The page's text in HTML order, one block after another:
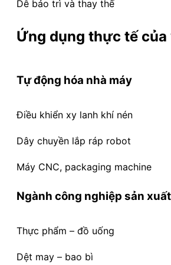
Dễ bảo trì và thay thế
Ứng dụng thực tế của
Tự động hóa nhà máy
Điều khiển xy lanh khí nén
Dây chuyền lắp ráp robot
Máy CNC, packaging machine
Ngành công nghiệp sản xuất
Thực phẩm – đồ uống
Dệt may – bao bì